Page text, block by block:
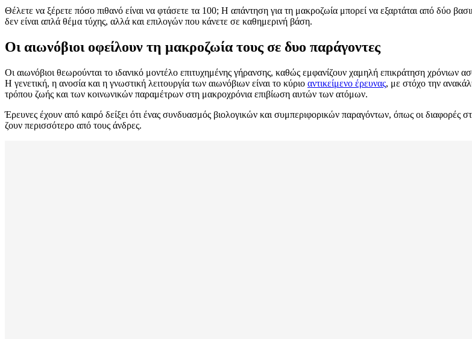
Θέλετε να ξέρετε πόσο πιθανό είναι να φτάσετε τα 100; Η απάντηση για τη μακροζωία μπορεί να εξαρτάται από δύο
δεν είναι απλά θέμα τύχης, αλλά και επιλογών που κάνετε σε καθημερινή βάση.
Οι αιωνόβιοι οφείλουν τη μακροζωία τους σε δυο παράγοντες
Οι αιωνόβιοι θεωρούνται το ιδανικό μοντέλο επιτυχημένης γήρανσης, καθώς εμφανίζουν χαμηλή επικράτηση χρόνιων
Η γενετική, η ανοσία και η γνωστική λειτουργία των αιωνόβιων είναι το κύριο αντικείμενο έρευνας, με στόχο την
τρόπου ζωής και των κοινωνικών παραμέτρων στη μακροχρόνια επιβίωση αυτών των ατόμων.
Έρευνες έχουν από καιρό δείξει ότι ένας συνδυασμός βιολογικών και συμπεριφορικών παραγόντων, όπως οι διαφορές
ζουν περισσότερο από τους άνδρες.